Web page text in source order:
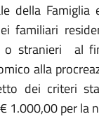
della
familiari
o stranieri
alla
dei criteri
1.000,00 per la